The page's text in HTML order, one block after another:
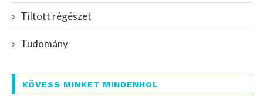
Tiltott régészet
Tudomány
KÖVESS MINKET MINDENHOL